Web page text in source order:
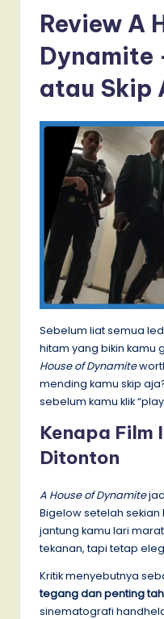
Review A
Dynamite
atau Skip
Sebelum liat semua
hitam yang bikin kamu
House of Dynamite
mending kamu skip
sebelum kamu klik
Kenapa Film
Ditonton
A House of Dynamite
Bigelow setelah sekian
jantung kamu lari
tekanan, tapi tetap
Kritik menyebutnya
tegang dan penting
sinematografi